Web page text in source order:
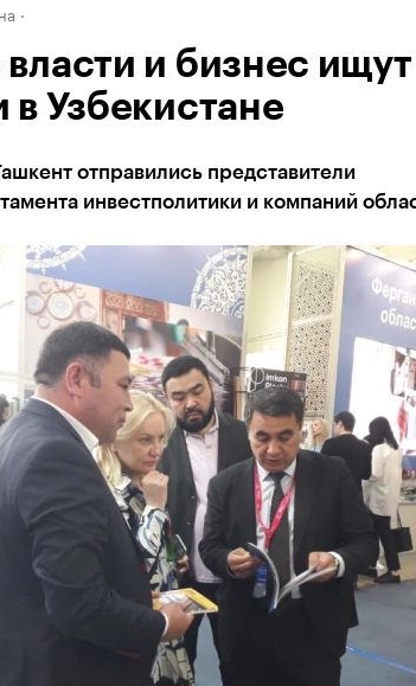
и бизнес ищут
в Узбекистане
отправились представители
инвестполитики и компаний